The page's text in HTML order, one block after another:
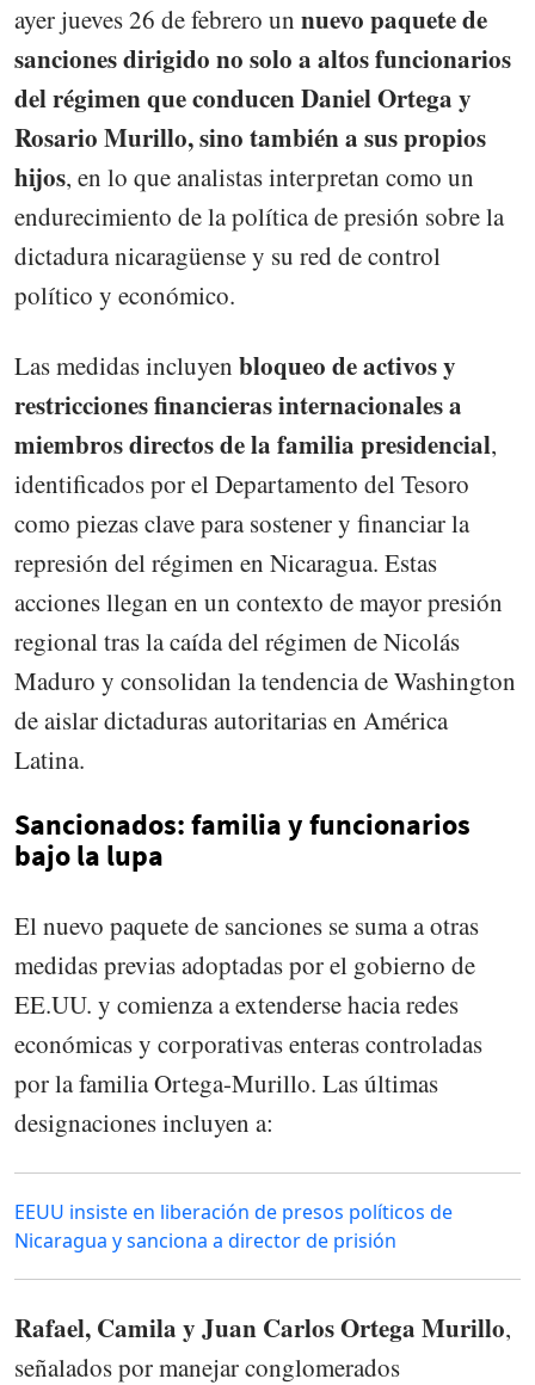
ayer jueves 26 de febrero un nuevo paquete de
sanciones dirigido no solo a altos funcionarios
del régimen que conducen Daniel Ortega y
Rosario Murillo, sino también a sus propios
hijos, en lo que analistas interpretan como un
endurecimiento de la política de presión sobre la
dictadura nicaragüense y su red de control
político y económico.
Las medidas incluyen bloqueo de activos y
restricciones financieras internacionales a
miembros directos de la familia presidencial,
identificados por el Departamento del Tesoro
como piezas clave para sostener y financiar la
represión del régimen en Nicaragua. Estas
acciones llegan en un contexto de mayor presión
regional tras la caída del régimen de Nicolás
Maduro y consolidan la tendencia de Washington
de aislar dictaduras autoritarias en América
Latina.
Sancionados: familia y funcionarios
bajo la lupa
El nuevo paquete de sanciones se suma a otras
medidas previas adoptadas por el gobierno de
EE.UU. y comienza a extenderse hacia redes
económicas y corporativas enteras controladas
por la familia Ortega-Murillo. Las últimas
designaciones incluyen a:
EEUU insiste en liberación de presos políticos de
Nicaragua y sanciona a director de prisión
Rafael, Camila y Juan Carlos Ortega Murillo,
señalados por manejar conglomerados